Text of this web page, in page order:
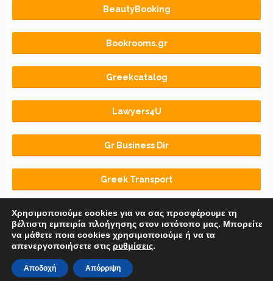
BeautyBooking
Bookrooms.gr
Greekcatalog
Lawyers4U
Gr Business Dir
Greek Transport
Αρχική BLOG ΟΡΟΙ ΧΡΗΣΗΣ
© 2018-2026 Copyright byEuro-Telecommerce IKE
Χρησιμοποιούμε cookies για να σας προσφέρουμε τη
βέλτιστη εμπειρία πλοήγησης στον ιστότοπο μας. Μπορείτε
να μάθετε ποια cookies χρησιμοποιούμε ή να τα
απενεργοποιήσετε στις ρυθμίσεις.
Αποδοχή Απόρριψη